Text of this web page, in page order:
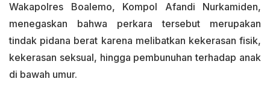
Wakapolres Boalemo, Kompol Afandi Nurkamiden,
menegaskan bahwa perkara tersebut merupakan
tindak pidana berat karena melibatkan kekerasan fisik,
kekerasan seksual, hingga pembunuhan terhadap anak
di bawah umur.